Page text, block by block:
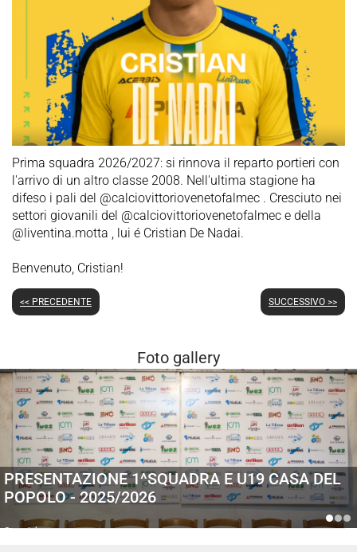
Prima squadra 2026/2027: si rinnova il reparto portieri con
l'arrivo di un altro classe 2008. Nell'ultima stagione ha
difeso i pali del @calciovittoriovenetofalmec . Cresciuto nei
settori giovanili del @calciovittoriovenetofalmec e della
@liventina.motta , lui é Cristian De Nadai.
Benvenuto, Cristian!
<< PRECEDENTE SUCCESSIVO >>
Foto gallery
PRESENTAZIONE 1^SQUADRA E U19 CASA DEL
POPOLO - 2025/2026
Generiche